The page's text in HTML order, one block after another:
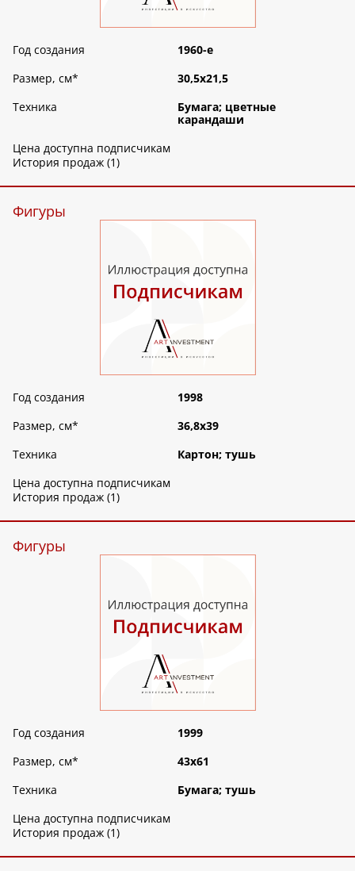
Год создания
1960-е
Размер, см*
30,5х21,5
Техника
Бумага; цветные
карандаши
Цена доступна подписчикам
История продаж (1)
Фигуры
Год создания
1998
Размер, см*
36,8х39
Техника
Картон; тушь
Цена доступна подписчикам
История продаж (1)
Фигуры
Год создания
1999
Размер, см*
43х61
Техника
Бумага; тушь
Цена доступна подписчикам
История продаж (1)